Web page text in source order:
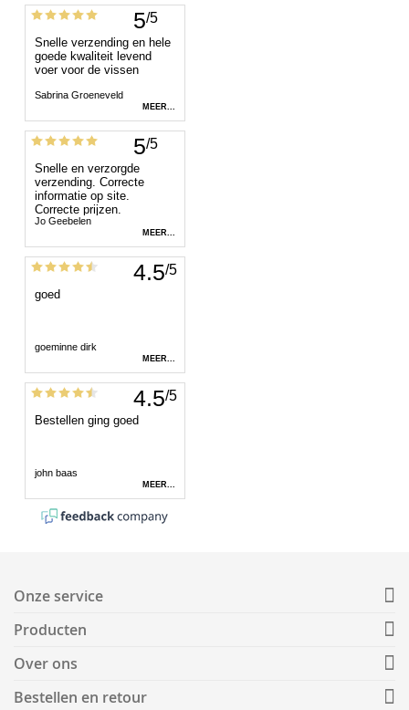
Onze service
Producten
Over ons
Bestellen en retour